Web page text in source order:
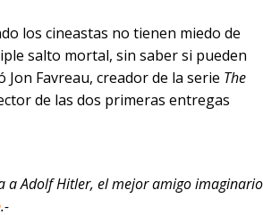
los cineastas no tienen miedo de
salto mortal, sin saber si pueden
Jon Favreau, creador de la serie The
de las dos primeras entregas
a Adolf Hitler, el mejor amigo imaginario
.-